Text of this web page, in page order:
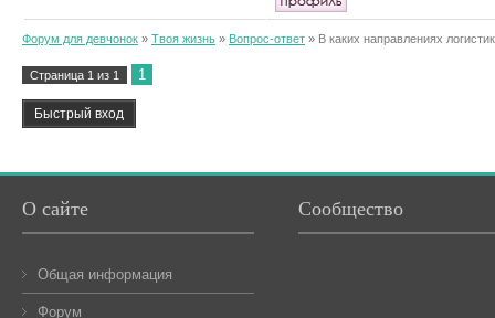
Форум для девчонок » Твоя жизнь » Вопрос-ответ » В каких направлениях
Страница 1 из 1 1
О сайте
Общая информация
Форум
Сообщество